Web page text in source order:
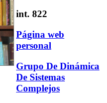
int. 822
Página web
personal
Grupo De Dinámica
De Sistemas
Complejos